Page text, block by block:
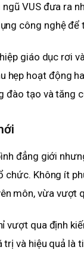
VUS đưa ra
công nghệ
giáo dục rơi
hẹp hoạt động
đào tạo và tăng
đẳng giới
chức. Không ít
môn, vừa vượt
vượt qua định
và hiệu quả là